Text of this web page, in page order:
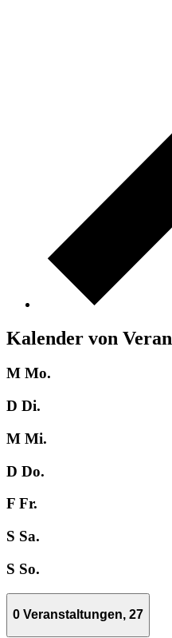
Kalender von
M Mo.
D Di.
M Mi.
D Do.
F Fr.
S Sa.
S So.
0 Veranstaltungen, 27